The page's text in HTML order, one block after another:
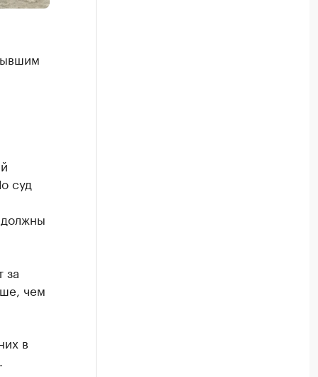
суд
за
чем
в